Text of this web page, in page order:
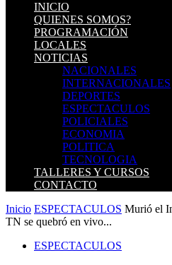
INICIO
QUIENES SOMOS?
PROGRAMACIÓN
LOCALES
NOTICIAS
NACIONALES
INTERNACIONALES
DEPORTES
ESPECTACULOS
POLICIALES
ECONOMIA
POLITICA
TECNOLOGIA
TALLERES Y CURSOS
CONTACTO
Inicio ESPECTACULOS Murió el
TN se quebró en vivo...
ESPECTACULOS